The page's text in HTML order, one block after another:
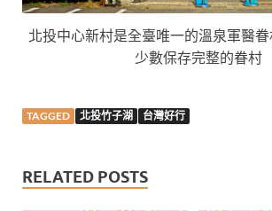
北投中心新村是全臺唯一的溫泉軍醫
少數保存完整的眷村
TAGGED 北投竹子湖 台灣好行
RELATED POSTS